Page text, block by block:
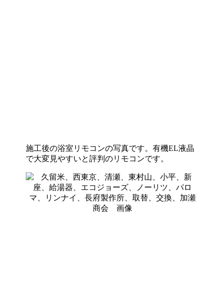
施工後の浴室リモコンの写真です。有機EL液晶
で大変見やすいと評判のリモコンです。